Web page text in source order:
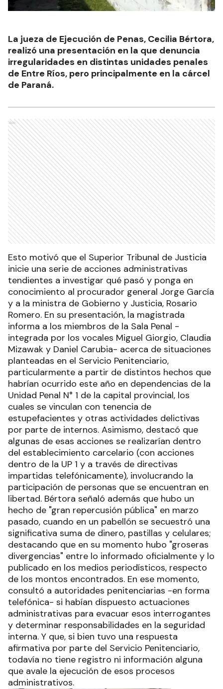
La jueza de Ejecución de Penas, Cecilia Bértora,
realizó una presentación en la que denuncia
irregularidades en distintas unidades penales
de Entre Ríos, pero principalmente en la cárcel
de Paraná.
Ads
Esto motivó que el Superior Tribunal de Justicia
inicie una serie de acciones administrativas
tendientes a investigar qué pasó y ponga en
conocimiento al procurador general Jorge García
y a la ministra de Gobierno y Justicia, Rosario
Romero. En su presentación, la magistrada
informa a los miembros de la Sala Penal -
integrada por los vocales Miguel Giorgio, Claudia
Mizawak y Daniel Carubia- acerca de situaciones
planteadas en el Servicio Penitenciario,
particularmente a partir de distintos hechos que
habrían ocurrido este año en dependencias de la
Unidad Penal N° 1 de la capital provincial, los
cuales se vinculan con tenencia de
estupefacientes y otras actividades delictivas
por parte de internos. Asimismo, destacó que
algunas de esas acciones se realizarían dentro
del establecimiento carcelario (con acciones
dentro de la UP 1 y a través de directivas
impartidas telefónicamente), involucrando la
participación de personas que se encuentran en
libertad. Bértora señaló además que hubo un
hecho de "gran repercusión pública" en marzo
pasado, cuando en un pabellón se secuestró una
significativa suma de dinero, pastillas y celulares;
destacando que en su momento hubo "groseras
divergencias" entre lo informado oficialmente y lo
publicado en los medios periodísticos, respecto
de los montos encontrados. En ese momento,
consultó a autoridades penitenciarias -en forma
telefónica- si habían dispuesto actuaciones
administrativas para evacuar esos interrogantes
y determinar responsabilidades en la seguridad
interna. Y que, si bien tuvo una respuesta
afirmativa por parte del Servicio Penitenciario,
todavía no tiene registro ni información alguna
que avale la ejecución de esos procesos
administrativos.